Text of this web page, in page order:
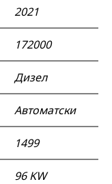
2021
172000
Дизел
Автоматски
1499
96 KW